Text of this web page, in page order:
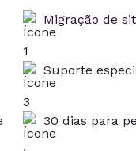
Migração de
Suporte
30 dias para